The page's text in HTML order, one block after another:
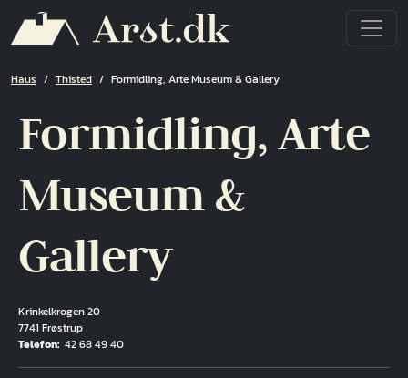
Pfadnavigation
Haus Thisted Formidling, Arte Museum & Gallery
Formidling, Arte
Museum &
Gallery
Krinkelkrogen 20
7741 Frøstrup
Telefon 42 68 49 40